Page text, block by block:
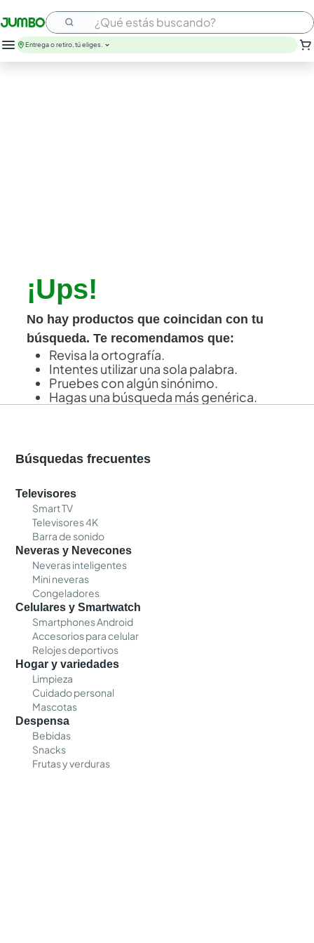
¿Qué estás buscando?
Entrega o retiro, tú eliges.
¡Ups!
No hay productos que coincidan con tu
búsqueda. Te recomendamos que:
Revisa la ortografía.
Intentes utilizar una sola palabra.
Pruebes con algún sinónimo.
Hagas una búsqueda más genérica.
Búsquedas frecuentes
Televisores
Smart TV
Televisores 4K
Barra de sonido
Neveras y Nevecones
Neveras inteligentes
Mini neveras
Congeladores
Celulares y Smartwatch
Smartphones Android
Accesorios para celular
Relojes deportivos
Hogar y variedades
Limpieza
Cuidado personal
Mascotas
Despensa
Bebidas
Snacks
Frutas y verduras